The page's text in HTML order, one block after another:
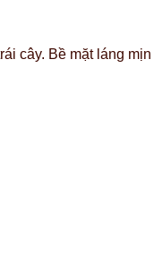
cây. Bề mặt láng